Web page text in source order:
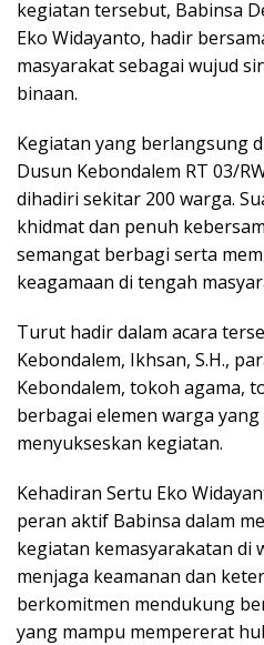
kegiatan tersebut, Babinsa
Eko Widayanto, hadir
masyarakat sebagai wujud
binaan.
Kegiatan yang berlangsung
Dusun Kebondalem RT 03/
dihadiri sekitar 200 warga.
khidmat dan penuh
semangat berbagi serta
keagamaan di tengah
Turut hadir dalam acara
Kebondalem, Ikhsan, S.H.,
Kebondalem, tokoh agama,
berbagai elemen warga
menyukseskan kegiatan.
Kehadiran Sertu Eko
peran aktif Babinsa dalam
kegiatan kemasyarakatan di
menjaga keamanan dan
berkomitmen mendukung
yang mampu mempererat